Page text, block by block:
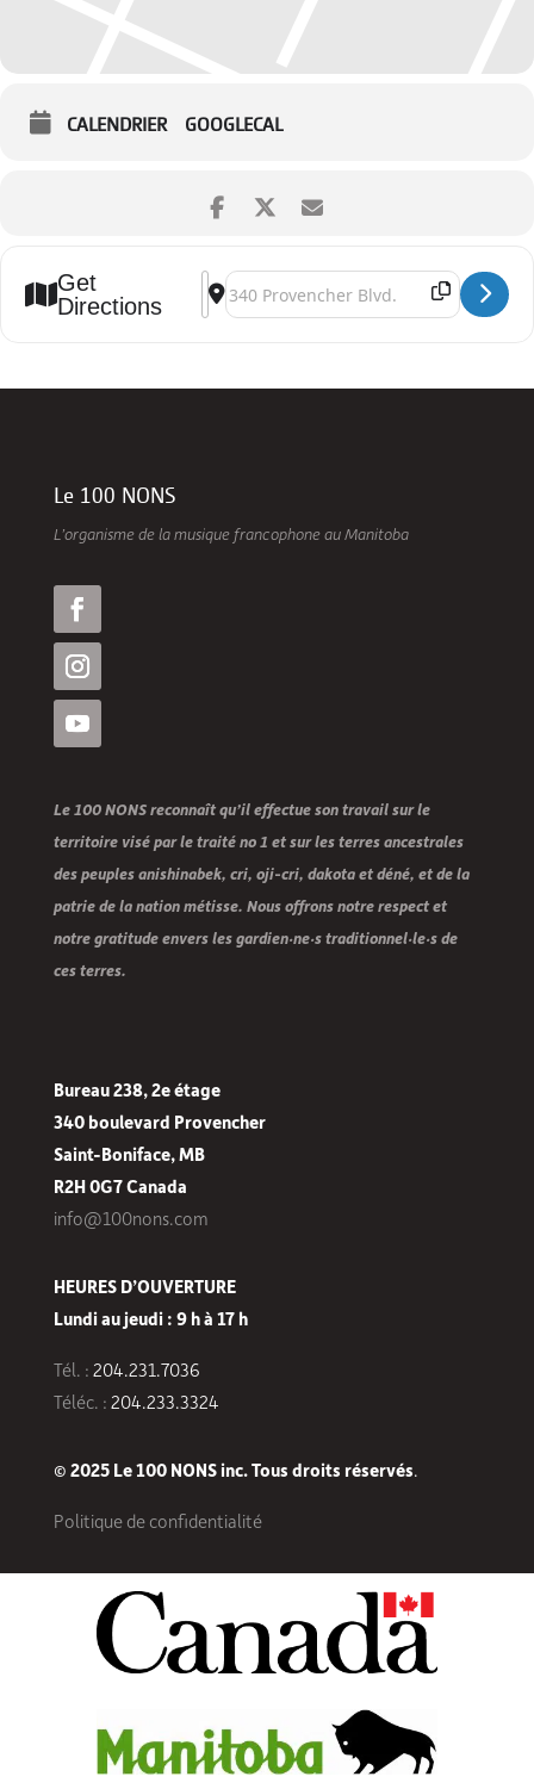
CALENDRIER GOOGLECAL
Get
Directions
Address - Chicane électro 2025 []
Destination Address - Chicane électro 2025 []
Le 100 NONS
L’organisme de la musique francophone au Manitoba
Le 100 NONS reconnaît qu’il effectue son travail sur le
territoire visé par le traité no 1 et sur les terres ancestrales
des peuples anishinabek, cri, oji-cri, dakota et déné, et de la
patrie de la nation métisse. Nous offrons notre respect et
notre gratitude envers les gardien·ne·s traditionnel·le·s de
ces terres.
Bureau 238, 2e étage
340 boulevard Provencher
Saint-Boniface, MB
R2H 0G7 Canada
info@100nons.com
HEURES D’OUVERTURE
Lundi au jeudi : 9 h à 17 h
Tél. : 204.231.7036
Téléc. : 204.233.3324
© 2025 Le 100 NONS inc. Tous droits réservés.
Politique de confidentialité